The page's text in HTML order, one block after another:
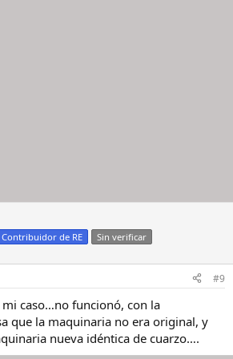
Contribuidor de RE Sin verificar
#9
caso…no funcionó, con la
que la maquinaria no era original, y
nueva idéntica de cuarzo….